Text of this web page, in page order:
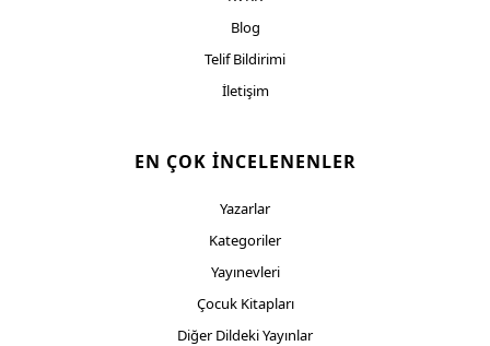
Blog
Telif Bildirimi
İletişim
EN ÇOK İNCELENENLER
Yazarlar
Kategoriler
Yayınevleri
Çocuk Kitapları
Diğer Dildeki Yayınlar